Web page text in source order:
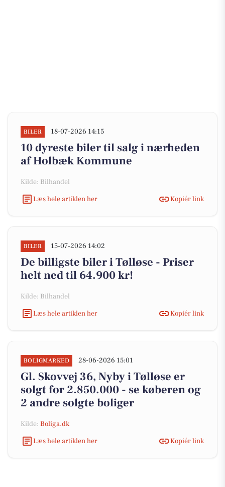
BILER 18-07-2026 14:15
10 dyreste biler til salg i nærheden
af Holbæk Kommune
Kilde: Bilhandel
Læs hele artiklen her
Kopiér link
BILER 15-07-2026 14:02
De billigste biler i Tølløse - Priser
helt ned til 64.900 kr!
Kilde: Bilhandel
Læs hele artiklen her
Kopiér link
BOLIGMARKED 28-06-2026 15:01
Gl. Skovvej 36, Nyby i Tølløse er
solgt for 2.850.000 - se køberen og
2 andre solgte boliger
Kilde: Boliga.dk
Læs hele artiklen her
Kopiér link